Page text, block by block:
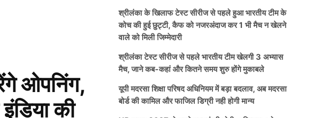
ओपनिंग,
की
श्रीलंका के खिलाफ टेस्ट सीरीज से पहले हुआ भारतीय टीम के
कोच की हुई छुट्टी, कैफ को नजरअंदाज कर 1 भी मैच न खेलने
वाले को मिली जिम्मेदारी
श्रीलंका टेस्ट सीरीज से पहले भारतीय टीम खेलगी 3 अभ्यास
मैच, जाने कब-कहां और कितने समय शुरु होंगे मुकाबले
यूपी मदरसा शिक्षा परिषद अधिनियम में बड़ा बदलाव, अब मदरसा
बोर्ड की कामिल और फाजिल डिग्री नही होगी मान्य